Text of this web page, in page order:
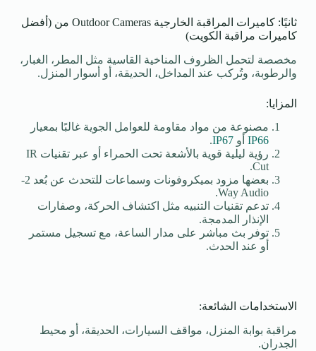
ثانيًا: كاميرات المراقبة الخارجية Outdoor Cameras من (أفضل
كاميرات مراقبة الكويت)
مخصصة لتحمل الظروف المناخية القاسية مثل المطر، الغبار،
والرطوبة، وتُركب عند المداخل، الحديقة، أو أسوار المنزل.
المزايا:
مصنوعة من مواد مقاومة للعوامل الجوية غالبًا بمعيار
IP66أو IP67
.
رؤية ليلية قوية بالأشعة تحت الحمراء أو عبر تقنيات IR
Cut.
بعضها مزود بميكروفونات وسماعات للتحدث عن بُعد 2-
Way Audio.
تدعم تقنيات التنبيه مثل اكتشاف الحركة، وصفارات
الإنذار المدمجة.
توفر بث مباشر على مدار الساعة، مع تسجيل مستمر
أو عند الحدث.
الاستخدامات الشائعة:
مراقبة بوابة المنزل، مواقف السيارات، الحديقة، أو محيط
الجدران.